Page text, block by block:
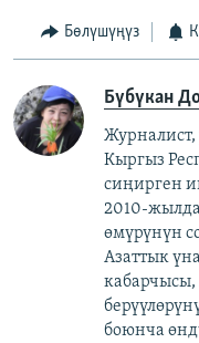
Бөлүшүңүз
Бүбүкан
Журналист,
Кыргыз
сиңирген
2010-
өмүрүнүн
Азаттык
кабарчысы,
боюнча